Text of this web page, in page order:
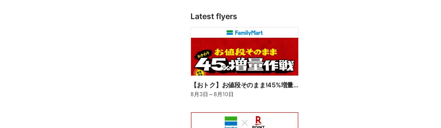
Latest flyers
【おトク】お値段そのまま!45%増量作戦!
8月3日 ～8月10日